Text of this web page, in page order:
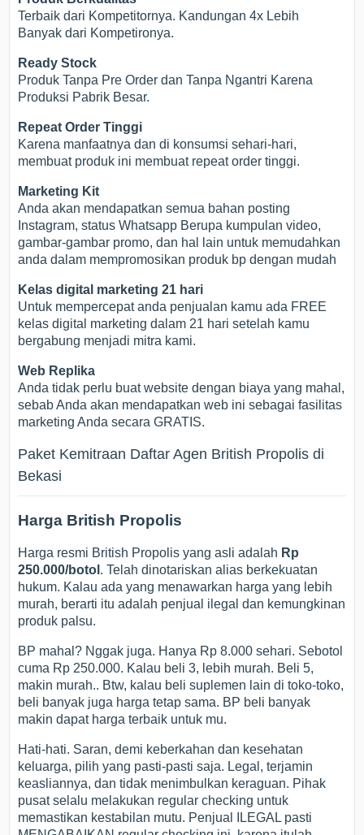
Terbaik dari Kompetitornya. Kandungan 4x Lebih
Banyak dari Kompetironya.
Ready Stock
Produk Tanpa Pre Order dan Tanpa Ngantri Karena
Produksi Pabrik Besar.
Repeat Order Tinggi
Karena manfaatnya dan di konsumsi sehari-hari,
membuat produk ini membuat repeat order tinggi.
Marketing Kit
Anda akan mendapatkan semua bahan posting
Instagram, status Whatsapp Berupa kumpulan video,
gambar-gambar promo, dan hal lain untuk memudahkan
anda dalam mempromosikan produk bp dengan mudah
Kelas digital marketing 21 hari
Untuk mempercepat anda penjualan kamu ada FREE
kelas digital marketing dalam 21 hari setelah kamu
bergabung menjadi mitra kami.
Web Replika
Anda tidak perlu buat website dengan biaya yang mahal,
sebab Anda akan mendapatkan web ini sebagai fasilitas
marketing Anda secara GRATIS.
Paket Kemitraan Daftar Agen British Propolis di
Bekasi
Harga British Propolis
Harga resmi British Propolis yang asli adalah Rp
250.000/botol . Telah dinotariskan alias berkekuatan
hukum. Kalau ada yang menawarkan harga yang lebih
murah, berarti itu adalah penjual ilegal dan kemungkinan
produk palsu.
BP mahal? Nggak juga. Hanya Rp 8.000 sehari. Sebotol
cuma Rp 250.000. Kalau beli 3, lebih murah. Beli 5,
makin murah.. Btw, kalau beli suplemen lain di toko-toko,
beli banyak juga harga tetap sama. BP beli banyak
makin dapat harga terbaik untuk mu.
Hati-hati. Saran, demi keberkahan dan kesehatan
keluarga, pilih yang pasti-pasti saja. Legal, terjamin
keasliannya, dan tidak menimbulkan keraguan. Pihak
pusat selalu melakukan regular checking untuk
memastikan kestabilan mutu. Penjual ILEGAL pasti